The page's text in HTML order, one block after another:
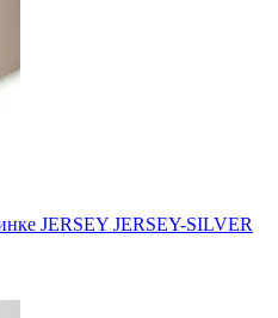
JERSEY JERSEY-SILVER